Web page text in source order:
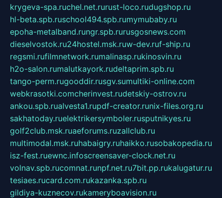
krygeva-spa.ruchel.net.rurust-loco.rudugshop.ru
hl-beta.spb.ruschool494.spb.rumymubaby.ru
epoha-metalband.rungr.spb.rurusgosnews.com
dieselvostok.ru24hostel.msk.ruw-dev.ruf-ship.ru
regsmi.rufilmnetwork.rumalinasp.rukinosvin.ru
h2o-salon.rumalutkayork.rudeltaprim.spb.ru
tango-perm.rugooddir.rusgv.sumultiki-online.com
webkrasotki.comcherinvest.rudetskiy-ostrov.ru
ankou.spb.rualvesta1.rupdf-creator.runix-files.org.ru
sakhatoday.ruelektrikersymboler.rusputnikyes.ru
golf2club.msk.ruaeforums.ruzallclub.ru
multimodal.msk.ruhabaigry.ruhaikko.rusobakopedia.ru
isz-fest.ruewnc.infoscreensaver-clock.net.ru
volnav.spb.rucomnat.runpf.net.ru7bit.pp.rukalugatur.ru
tesiaes.rucard.com.rukazanka.spb.ru
gildiya-kuznecov.rukameryboavision.ru